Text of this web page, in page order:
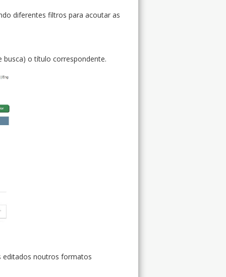
diferentes filtros para acoutar as
busca) o título correspondente.
editados noutros formatos